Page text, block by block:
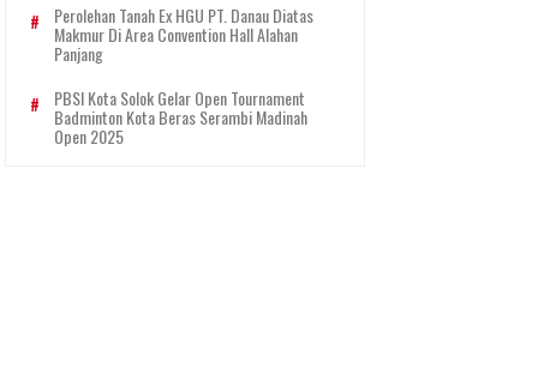
Perolehan Tanah Ex HGU PT. Danau Diatas
Makmur Di Area Convention Hall Alahan
Panjang
PBSI Kota Solok Gelar Open Tournament
Badminton Kota Beras Serambi Madinah
Open 2025